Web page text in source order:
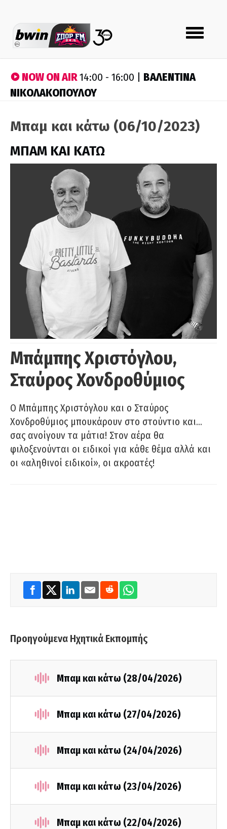
Toggle
navigation
NOW ON AIR14:00 - 16:00 | ΒΑΛΕΝΤΙΝΑ
ΝΙΚΟΛΑΚΟΠΟΥΛΟΥ
Μπαμ και κάτω (06/10/2023)
ΜΠΑΜ ΚΑΙ ΚΑΤΩ
Μπάμπης Χριστόγλου,
Σταύρος Χονδροθύμιος
O Μπάμπης Χριστόγλου και ο Σταύρος
Χονδροθύμιος μπουκάρουν στο στούντιο και…
σας ανοίγουν τα μάτια! Στον αέρα θα
φιλοξενούνται οι ειδικοί για κάθε θέμα αλλά και
οι «αληθινοί ειδικοί», οι ακροατές!
Προηγούμενα Ηχητικά Εκπομπής
Μπαμ και κάτω (28/04/2026)
Μπαμ και κάτω (27/04/2026)
Μπαμ και κάτω (24/04/2026)
Μπαμ και κάτω (23/04/2026)
Μπαμ και κάτω (22/04/2026)